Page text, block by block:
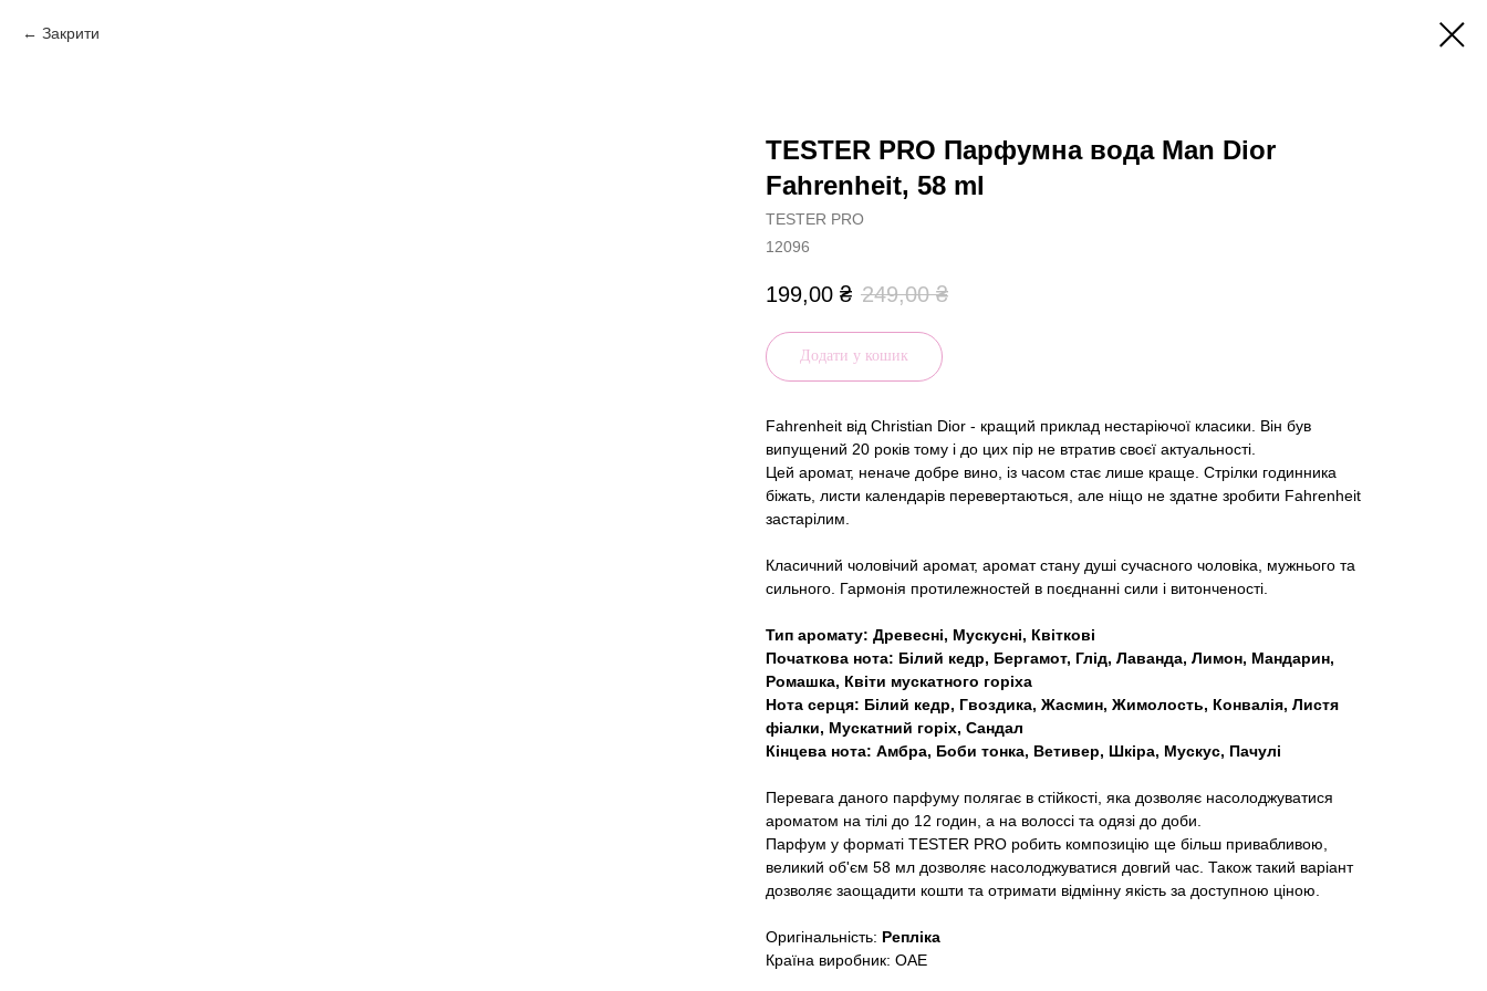
Закрити
TESTER PRO Парфумна вода Man Dior
Fahrenheit, 58 ml
TESTER PRO
12096
199,00 ₴ 249,00 ₴
Додати у кошик
Fahrenheit від Christian Dior - кращий приклад нестаріючої класики. Він був
випущений 20 років тому і до цих пір не втратив своєї актуальності.
Цей аромат, неначе добре вино, із часом стає лише краще. Стрілки годинника
біжать, листи календарів перевертаються, але ніщо не здатне зробити Fahrenheit
застарілим.
Класичний чоловічий аромат, аромат стану душі сучасного чоловіка, мужнього та
сильного. Гармонія протилежностей в поєднанні сили і витонченості.
Тип аромату: Древесні, Мускусні, Квіткові
Початкова нота: Білий кедр, Бергамот, Глід, Лаванда, Лимон, Мандарин,
Ромашка, Квіти мускатного горіха
Нота серця: Білий кедр, Гвоздика, Жасмин, Жимолость, Конвалія, Листя
фіалки, Мускатний горіх, Сандал
Кінцева нота: Амбра, Боби тонка, Ветивер, Шкіра, Мускус, Пачулі
Перевага даного парфуму полягає в стійкості, яка дозволяє насолоджуватися
ароматом на тілі до 12 годин, а на волоссі та одязі до доби.
Парфум у форматі TESTER PRO робить композицію ще більш привабливою,
великий об'єм 58 мл дозволяє насолоджуватися довгий час. Також такий варіант
дозволяє заощадити кошти та отримати відмінну якість за доступною ціною.
Оригінальність: Репліка
Країна виробник: ОАЕ